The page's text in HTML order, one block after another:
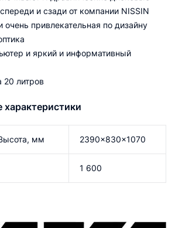
и сзади от компании NISSIN
очень привлекательная по дизайну
и яркий и информативный
20 литров
мм 2390x830x1070
1 600